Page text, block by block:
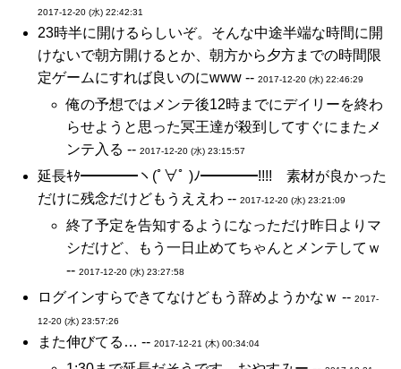
2017-12-20 (水) 22:42:31
23時半に開けるらしいぞ。そんな中途半端な時間に開
けないで朝方開けるとか、朝方から夕方までの時間限
定ゲームにすれば良いのにwww -- 2017-12-20 (水) 22:46:29
俺の予想ではメンテ後12時までにデイリーを終わ
らせようと思った冥王達が殺到してすぐにまたメ
ンテ入る -- 2017-12-20 (水) 23:15:57
延長ｷﾀ━━━━ヽ(ﾟ∀ﾟ )ﾉ━━━━!!!! 素材が良かった
だけに残念だけどもうええわ -- 2017-12-20 (水) 23:21:09
終了予定を告知するようになっただけ昨日よりマ
シだけど、もう一日止めてちゃんとメンテしてｗ
-- 2017-12-20 (水) 23:27:58
ログインすらできてなけどもう辞めようかなｗ -- 2017-
12-20 (水) 23:57:26
また伸びてる… -- 2017-12-21 (木) 00:34:04